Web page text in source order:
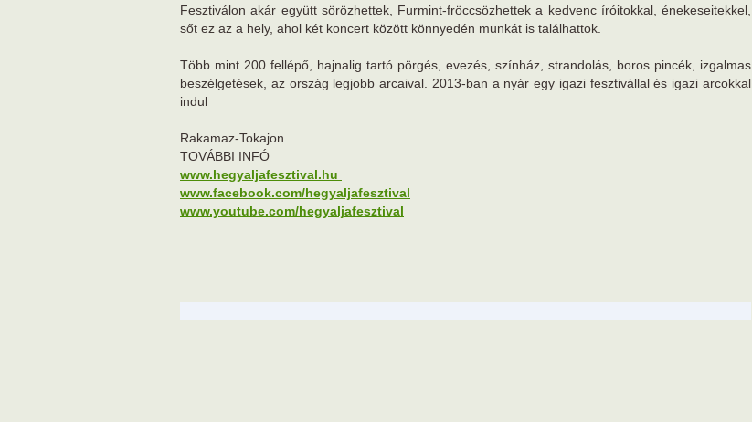
Fesztiválon akár együtt sörözhettek, Furmint-fröccsözhettek a kedvenc íróitokkal, énekeseitekkel,
sőt ez az a hely, ahol két koncert között könnyedén munkát is találhattok.
Több mint 200 fellépő, hajnalig tartó pörgés, evezés, színház, strandolás, boros pincék, izgalmas
beszélgetések, az ország legjobb arcaival. 2013-ban a nyár egy igazi fesztivállal és igazi arcokkal
indul
Rakamaz-Tokajon.
TOVÁBBI INFÓ
www.hegyaljafesztival.hu
www.facebook.com/hegyaljafesztival
www.youtube.com/hegyaljafesztival